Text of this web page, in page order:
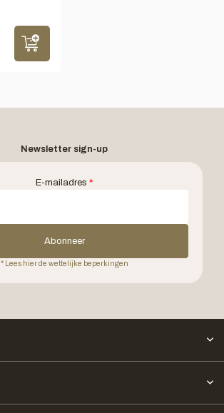
Newsletter sign-up
E-mailadres *
Abonneer
* Lees hier de wettelijke beperkingen